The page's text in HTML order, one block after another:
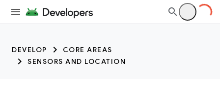
trait:citc trait:citc
DEVELOP
CORE AREAS
SENSORS AND LOCATION